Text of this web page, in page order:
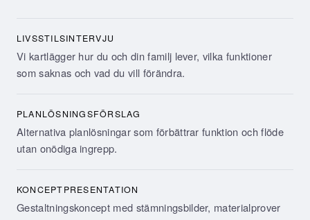
LIVSSTILSINTERVJU
Vi kartlägger hur du och din familj lever, vilka funktioner
som saknas och vad du vill förändra.
PLANLÖSNINGSFÖRSLAG
Alternativa planlösningar som förbättrar funktion och flöde
utan onödiga ingrepp.
KONCEPTPRESENTATION
Gestaltningskoncept med stämningsbilder, materialprover